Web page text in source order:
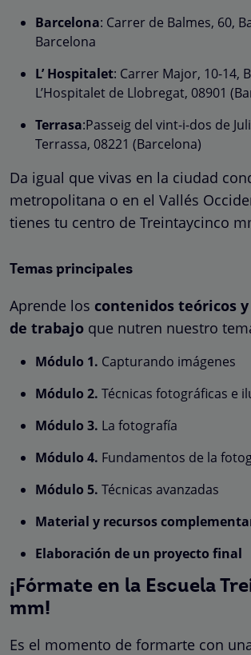
Barcelona: Carrer de Balmes, 60,
Barcelona
L’ Hospitalet: Carrer Major, 10-14,
L’Hospitalet de Llobregat, 08901
Terrasa:Passeig del vint-i-dos de
Terrassa, 08221 (Barcelona)
Da igual que vivas en la ciudad
metropolitana o en el Vallés
tienes tu centro de Treintaycinco
Temas principales
Aprende los contenidos teóricos
de trabajo que nutren nuestro
Módulo 1. Capturando imágenes
Módulo 2. Técnicas fotográficas e
Módulo 3. La fotografía
Módulo 4. Fundamentos de la
Módulo 5. Técnicas avanzadas
Material y recursos
Elaboración de un proyecto final
¡Fórmate en la Escuela
mm!
Es el momento de formarte con